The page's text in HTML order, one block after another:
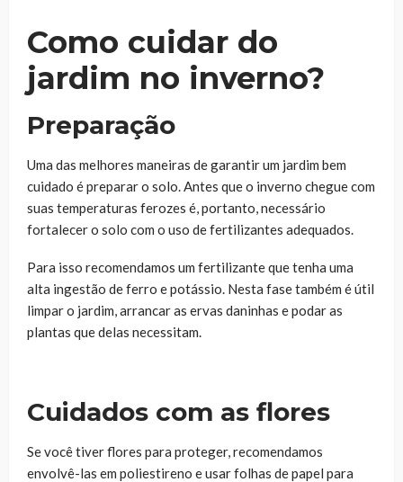
Como cuidar do
jardim no inverno?
Preparação
Uma das melhores maneiras de garantir um jardim bem
cuidado é preparar o solo. Antes que o inverno chegue com
suas temperaturas ferozes é, portanto, necessário
fortalecer o solo com o uso de fertilizantes adequados.
Para isso recomendamos um fertilizante que tenha uma
alta ingestão de ferro e potássio. Nesta fase também é útil
limpar o jardim, arrancar as ervas daninhas e podar as
plantas que delas necessitam.
Cuidados com as flores
Se você tiver flores para proteger, recomendamos
envolvê-las em poliestireno e usar folhas de papel para